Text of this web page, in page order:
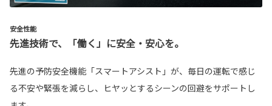
安全性能
先進技術で、「働く」に安全・安心を。
先進の予防安全機能「スマートアシスト」が、毎日の運転で感じ
る不安や緊張を減らし、ヒヤッとするシーンの回避をサポートし